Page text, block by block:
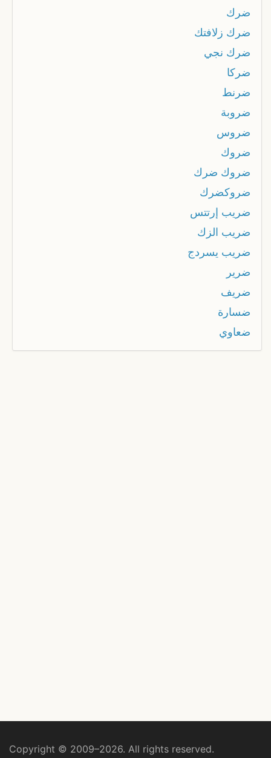
ضرك
ضرك زلافتك
ضرك نجي
ضركا
ضرنط
ضروبة
ضروس
ضروك
ضروك ضرك
ضروكضرك
ضريب إرتتس
ضريب الزك
ضريب يسردج
ضرير
ضريف
ضسارة
ضعاوي
Copyright © 2009–2026. All rights reserved.